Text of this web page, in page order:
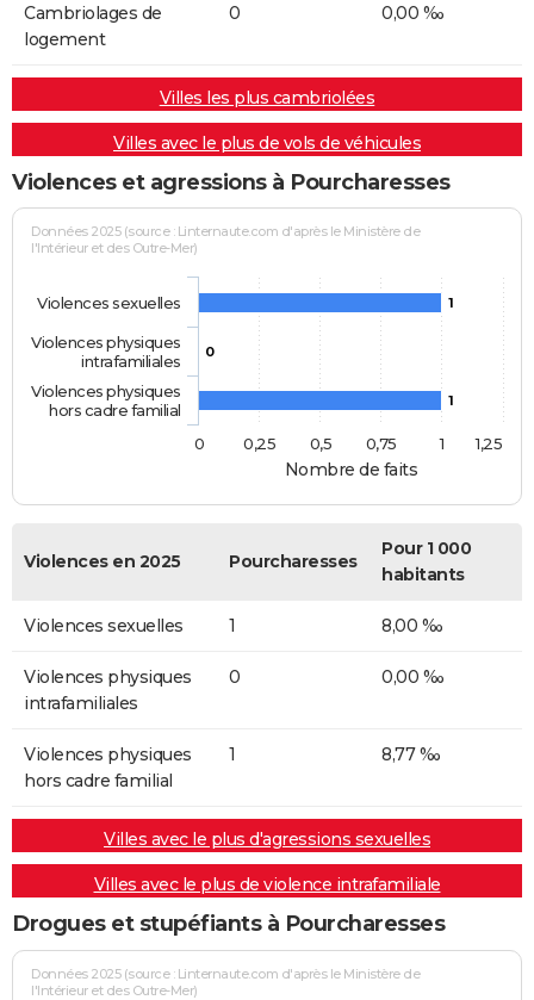
Cambriolages de
logement
0 0,00 ‰
Villes les plus cambriolées
Villes avec le plus de vols de véhicules
Violences et agressions à Pourcharesses
Nombre de faits
Données 2025 (source : Linternaute.com d'après le Ministère de
l'Intérieur et des Outre-Mer)
1
0
1
Violences sexuelles
Violences physiques
intrafamiliales
Violences physiques
hors cadre familial
0
1
0,25 0,5 0,75 1,25
Violences en 2025 Pourcharesses
Pour 1 000
habitants
Violences sexuelles 1 8,00 ‰
Violences physiques
intrafamiliales
0 0,00 ‰
Violences physiques
hors cadre familial
1 8,77 ‰
Villes avec le plus d'agressions sexuelles
Villes avec le plus de violence intrafamiliale
Drogues et stupéfiants à Pourcharesses
Données 2025 (source : Linternaute.com d'après le Ministère de
l'Intérieur et des Outre-Mer)